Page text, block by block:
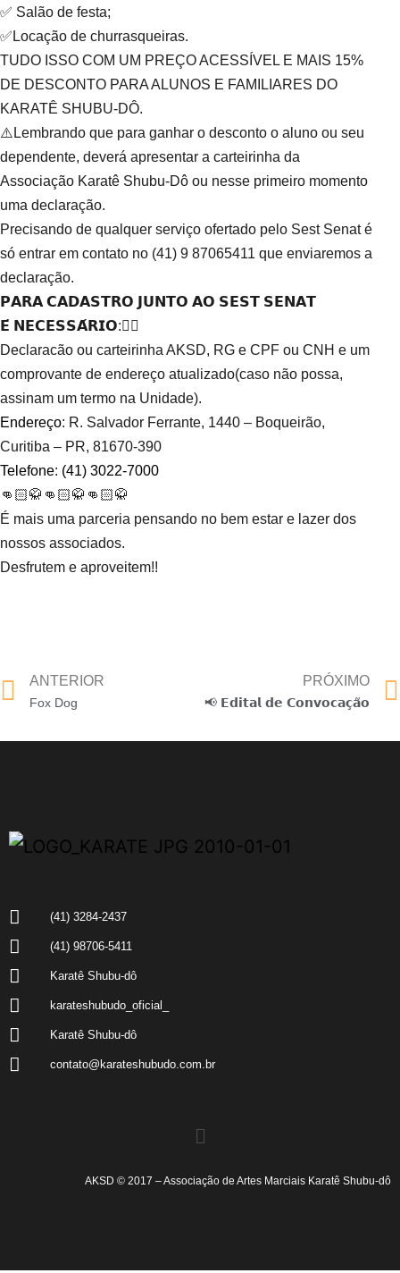
✅ Salão de festa;
✅Locação de churrasqueiras.
TUDO ISSO COM UM PREÇO ACESSÍVEL E MAIS 15%
DE DESCONTO PARA ALUNOS E FAMILIARES DO
KARATÊ SHUBU-DÔ.
⚠️Lembrando que para ganhar o desconto o aluno ou seu
dependente, deverá apresentar a carteirinha da
Associação Karatê Shubu-Dô ou nesse primeiro momento
uma declaração.
Precisando de qualquer serviço ofertado pelo Sest Senat é
só entrar em contato no (41) 9 87065411 que enviaremos a
declaração.
𝗣𝗔𝗥𝗔 𝗖𝗔𝗗𝗔𝗦𝗧𝗥𝗢 𝗝𝗨𝗡𝗧𝗢 𝗔𝗢 𝗦𝗘𝗦𝗧 𝗦𝗘𝗡𝗔𝗧
𝗘́ 𝗡𝗘𝗖𝗘𝗦𝗦𝗔́𝗥𝗜𝗢:👇🏼
Declaracão ou carteirinha AKSD, RG e CPF ou CNH e um
comprovante de endereço atualizado(caso não possa,
assinam um termo na Unidade).
Endereço: R. Salvador Ferrante, 1440 – Boqueirão,
Curitiba – PR, 81670-390
Telefone: (41) 3022-7000
👊🏻🥋👊🏻🥋👊🏻🥋
É mais uma parceria pensando no bem estar e lazer dos
nossos associados.
Desfrutem e aproveitem!!
ANTERIOR
Fox Dog
PRÓXIMO
📢 𝗘𝗱𝗶𝘁𝗮𝗹 𝗱𝗲 𝗖𝗼𝗻𝘃𝗼𝗰𝗮𝗰̧𝗮̃𝗼
(41) 3284-2437
(41) 98706-5411
Karatê Shubu-dô
karateshubudo_oficial_
Karatê Shubu-dô
contato@karateshubudo.com.br
AKSD © 2017 – Associação de Artes Marciais Karatê Shubu-dô